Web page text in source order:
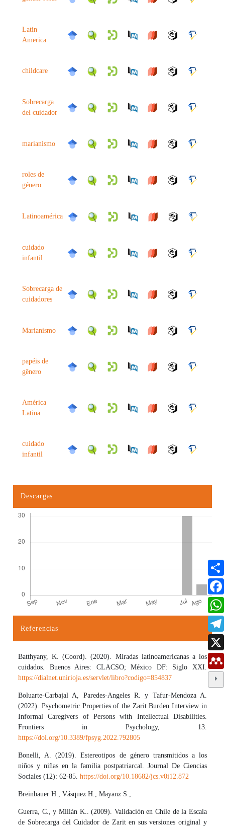
Latin
America
childcare
Sobrecarga
del cuidador
marianismo
roles de
género
Latinoamérica
cuidado
infantil
Sobrecarga de
cuidadores
Marianismo
papéis de
gênero
América
Latina
cuidado
infantil
Descargas
Referencias
Batthyany, K. (Coord). (2020). Miradas latinoamericanas a los
cuidados. Buenos Aires: CLACSO; México DF: Siglo XXI.
https://dialnet.unirioja.es/servlet/libro?codigo=854837
Boluarte-Carbajal A, Paredes-Angeles R. y Tafur-Mendoza A.
(2022). Psychometric Properties of the Zarit Burden Interview in
Informal Caregivers of Persons with Intellectual Disabilities.
Frontiers in Psychology, 13.
https://doi.org/10.3389/fpsyg.2022.792805
Bonelli, A. (2019). Estereotipos de género transmitidos a los
niños y niñas en la familia postpatriarcal. Journal De Ciencias
Sociales (12): 62-85.https://doi.org/10.18682/jcs.v0i12.872
Breinbauer H., Vásquez H., Mayanz S.,
Guerra, C., y Millán K.. (2009). Validación en Chile de la Escala
de Sobrecarga del Cuidador de Zarit en sus versiones original y